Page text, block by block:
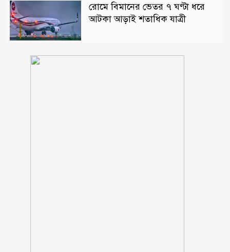
রোমে বিমানের ভেতর ৭ ঘণ্টা ধরে
আটকা আড়াই শতাধিক যাত্রী
নোয়াখালীতে পর্নোগ্রাফি চক্রের ৫